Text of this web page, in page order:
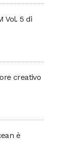
Vol. 5 di
creativo
è